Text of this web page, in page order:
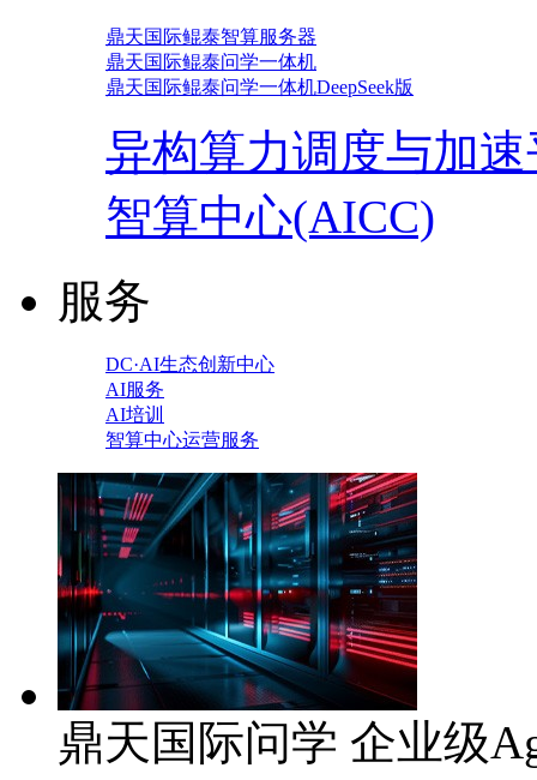
鼎天国际鲲泰智算服务器
鼎天国际鲲泰问学一体机
鼎天国际鲲泰问学一体机DeepSeek版
异构算力调度与加
智算中心(AICC)
服务
DC·AI生态创新中心
AI服务
AI培训
智算中心运营服务
鼎天国际问学 企业级